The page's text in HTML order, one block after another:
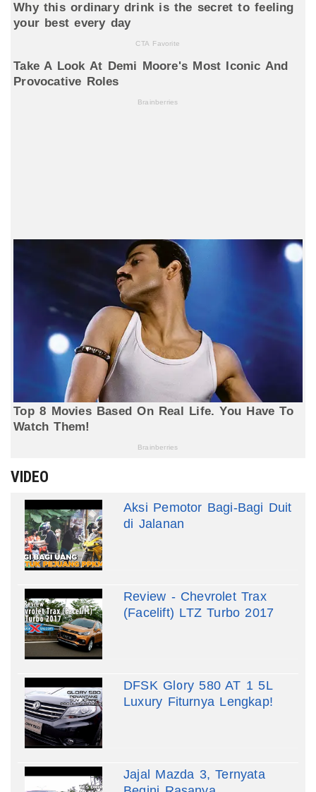
VIDEO
Aksi Pemotor Bagi-Bagi Duit
di Jalanan
Review - Chevrolet Trax
(Facelift) LTZ Turbo 2017
DFSK Glory 580 AT 1 5L
Luxury Fiturnya Lengkap!
Jajal Mazda 3, Ternyata